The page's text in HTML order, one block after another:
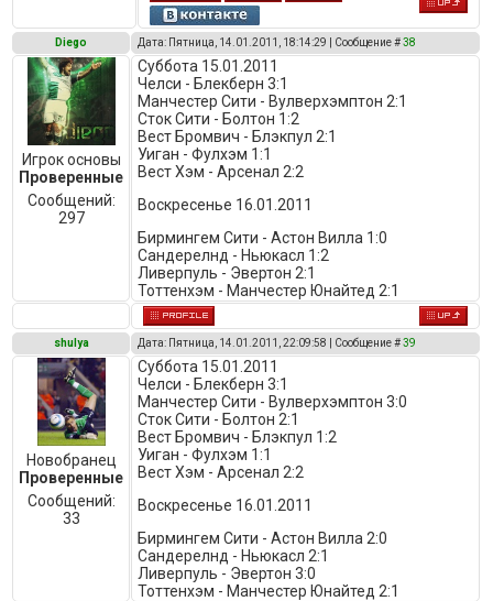
Diego Дата: Пятница, 14.01.2011, 18:14:29 | Сообщение #38
Игрок основы
Проверенные
Сообщений:
297
Суббота 15.01.2011
Челси - Блекберн 3:1
Манчестер Сити - Вулверхэмптон 2:1
Сток Сити - Болтон 1:2
Вест Бромвич - Блэкпул 2:1
Уиган - Фулхэм 1:1
Вест Хэм - Арсенал 2:2
Воскресенье 16.01.2011
Бирмингем Сити - Астон Вилла 1:0
Сандерелнд - Ньюкасл 1:2
Ливерпуль - Эвертон 2:1
Тоттенхэм - Манчестер Юнайтед 2:1
shulya Дата: Пятница, 14.01.2011, 22:09:58 | Сообщение #39
Новобранец
Проверенные
Сообщений:
33
Суббота 15.01.2011
Челси - Блекберн 3:1
Манчестер Сити - Вулверхэмптон 3:0
Сток Сити - Болтон 2:1
Вест Бромвич - Блэкпул 1:2
Уиган - Фулхэм 1:1
Вест Хэм - Арсенал 2:2
Воскресенье 16.01.2011
Бирмингем Сити - Астон Вилла 2:0
Сандерелнд - Ньюкасл 2:1
Ливерпуль - Эвертон 3:0
Тоттенхэм - Манчестер Юнайтед 2:1